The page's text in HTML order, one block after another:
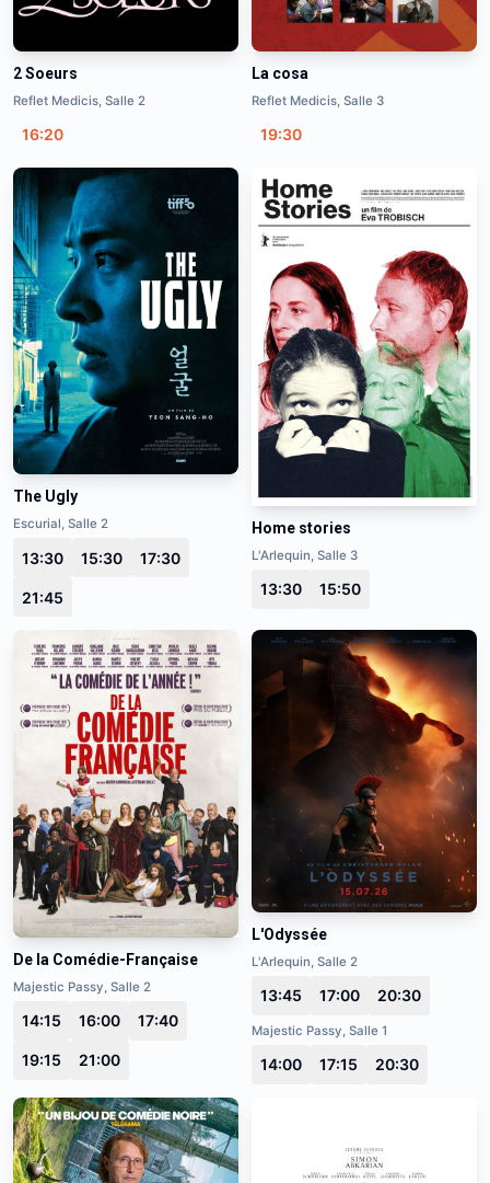
2 Soeurs
Reflet Medicis, Salle 2
16:20
La cosa
Reflet Medicis, Salle 3
19:30
The Ugly
Escurial, Salle 2
13:30 15:30 17:30
21:45
Home stories
L'Arlequin, Salle 3
13:30 15:50
De la Comédie-Française
Majestic Passy, Salle 2
14:15 16:00 17:40
19:15 21:00
L'Odyssée
L'Arlequin, Salle 2
13:45 17:00 20:30
Majestic Passy, Salle 1
14:00 17:15 20:30